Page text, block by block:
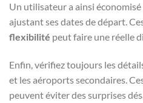
Un utilisateur a ainsi
ajustant ses dates de départ.
flexibilité peut faire une réelle
Enfin, vérifiez toujours les
et les aéroports secondaires.
peuvent éviter des surprises